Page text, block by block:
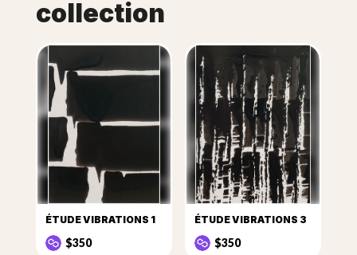
collection
ÉTUDE VIBRATIONS 1
$350
ÉTUDE VIBRATIONS 3
$350